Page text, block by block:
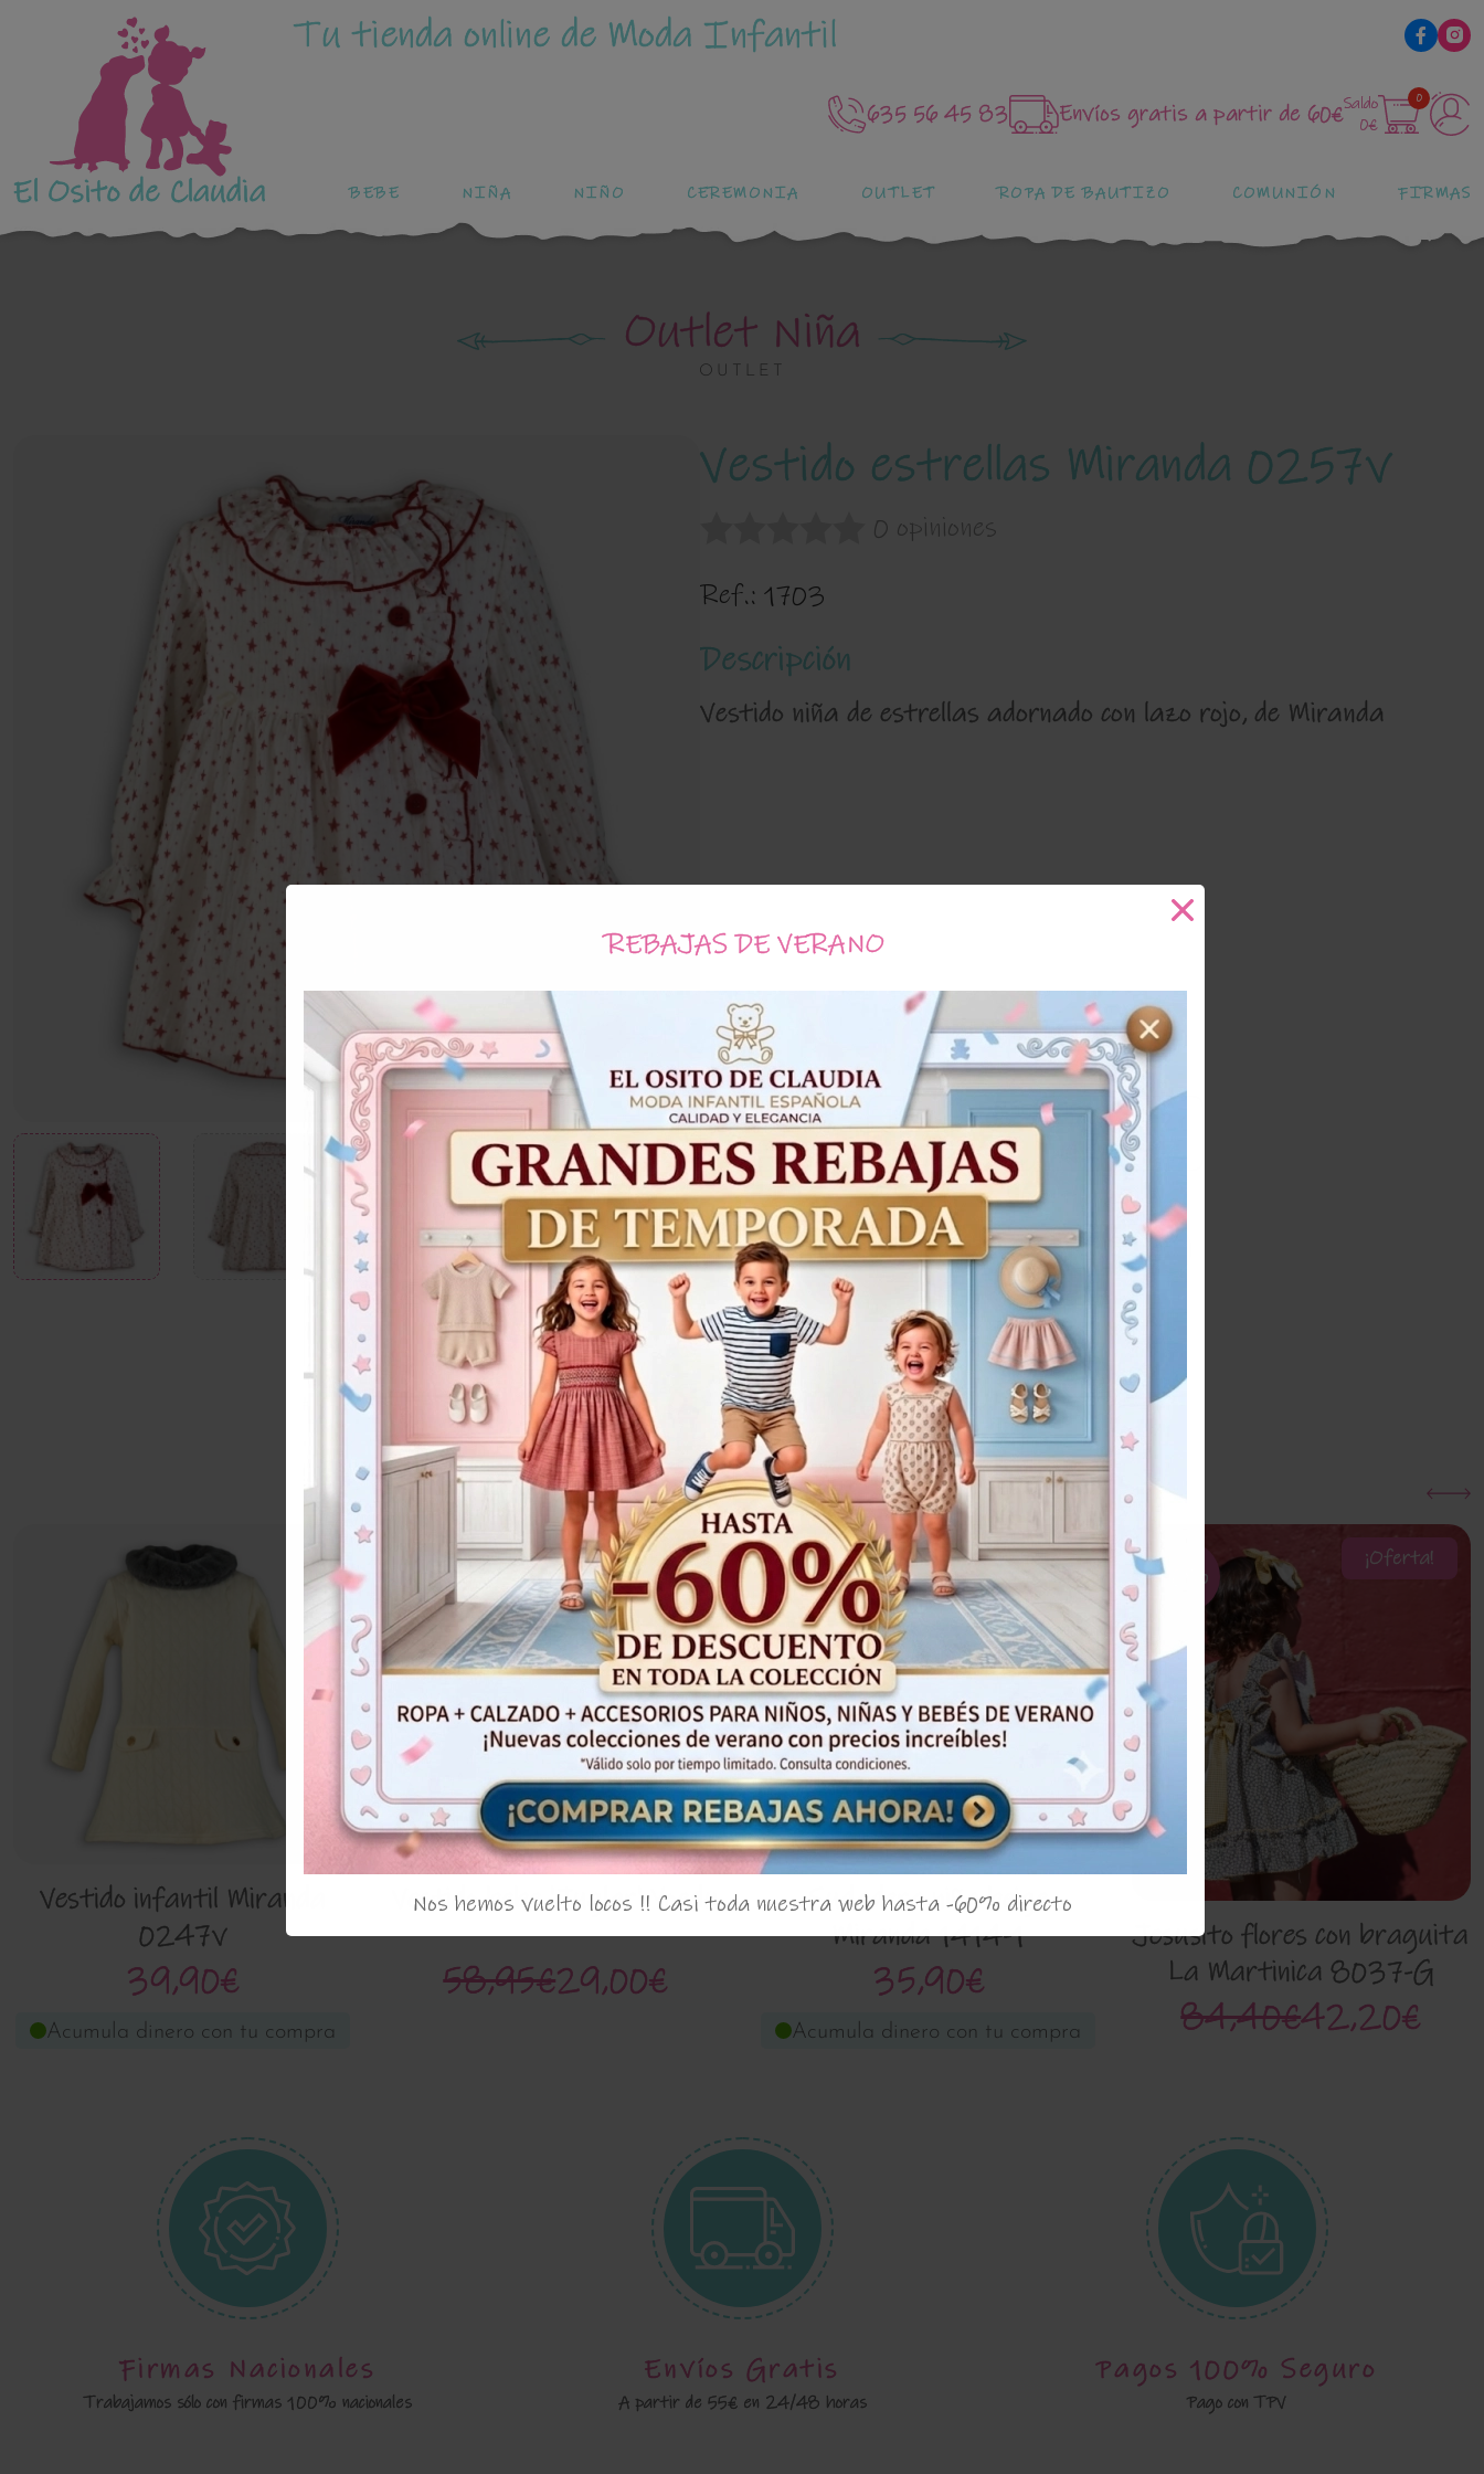
El Osito de Claudia
Tu tienda online de Moda Infantil
635 56 45 83 Envíos gratis a partir de 60€Saldo
0€
0
BEBE NIÑA NIÑO CEREMONIA OUTLET ROPA DE BAUTIZO COMUNIÓN FIRMAS
Outlet Niña
OUTLET
Vestido estrellas Miranda 0257v
0 opiniones
Ref.: 1703
Descripción
Vestido niña de estrellas adornado con lazo rojo, de Miranda
Tallas
4
Años
5
Años
6
Años
8
Años
Acumula2,65€con tu compra
52,90€ Añadir al carrito
Productos Relacionados
Vestido infantil Miranda
0247v
39,90€
Acumula dinero con tu compra
¡Oferta!
51%
Vestido bebe 'Juglar' Yoedu
58,95€29,00€
Sudadera niña beige
Miranda 1414-1
35,90€
Acumula dinero con tu compra
¡Oferta!
50%
Jesusito flores con braguita
La Martinica 8037-G
84,40€42,20€
Firmas Nacionales
Trabajamos sólo con firmas 100% nacionales
Envíos Gratis
A partir de 55€ en 24/48 horas
Pagos 100% Seguro
Pago con TPV
REBAJAS DE VERANO
Nos hemos vuelto locos !! Casi toda nuestra web hasta -60% directo